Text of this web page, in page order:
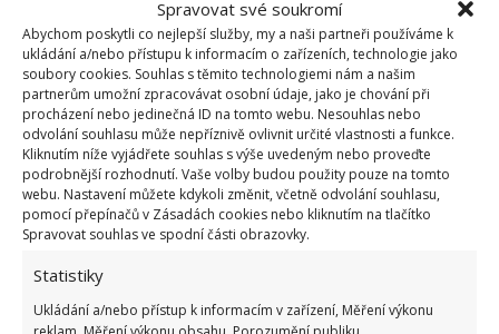
Spravovat své soukromí
Abychom poskytli co nejlepší služby, my a naši partneři používáme k
ukládání a/nebo přístupu k informacím o zařízeních, technologie jako
soubory cookies. Souhlas s těmito technologiemi nám a našim
partnerům umožní zpracovávat osobní údaje, jako je chování při
procházení nebo jedinečná ID na tomto webu. Nesouhlas nebo
odvolání souhlasu může nepříznivě ovlivnit určité vlastnosti a funkce.
Kliknutím níže vyjádřete souhlas s výše uvedeným nebo proveďte
podrobnější rozhodnutí. Vaše volby budou použity pouze na tomto
webu. Nastavení můžete kdykoli změnit, včetně odvolání souhlasu,
pomocí přepínačů v Zásadách cookies nebo kliknutím na tlačítko
Spravovat souhlas ve spodní části obrazovky.
Statistiky
Ukládání a/nebo přístup k informacím v zařízení, Měření výkonu